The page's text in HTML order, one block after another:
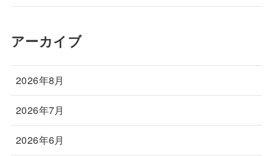
アーカイブ
2026年8月
2026年7月
2026年6月